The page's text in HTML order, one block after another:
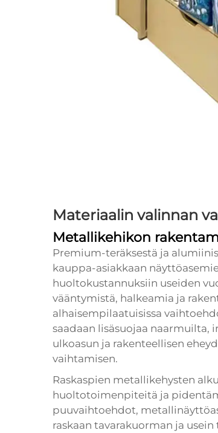
Materiaalin valinnan
Metallikehikon
Premium-teräksestä ja
kauppa-asiakkaan
huoltokustannuksiin useiden
vääntymistä, halkeamia ja
alhaisempilaatuisissa
saadaan lisäsuojaa
ulkoasun ja rakenteellisen
vaihtamisen.
Raskaspien metallikehysten
huoltotoimenpiteitä ja
puuvaihtoehdot,
raskaan tavarakuorman ja